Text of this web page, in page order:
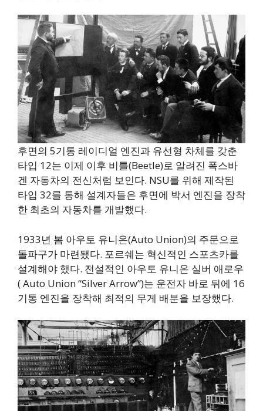
후면의 5기통 레이디얼 엔진과 유선형 차체를 갖춘
타입 12는 이제 이후 비틀(Beetle)로 알려진 폭스바
겐 자동차의 전신처럼 보인다. NSU를 위해 제작된
타입 32를 통해 설계자들은 후면에 박서 엔진을 장착
한 최초의 자동차를 개발했다.
1933년 봄 아우토 유니온(Auto Union)의 주문으로
돌파구가 마련됐다. 포르쉐는 혁신적인 스포츠카를
설계해야 했다. 전설적인 아우토 유니온 실버 애로우
( Auto Union “Silver Arrow”)는 운전자 바로 뒤에 16
기통 엔진을 장착해 최적의 무게 배분을 보장했다.